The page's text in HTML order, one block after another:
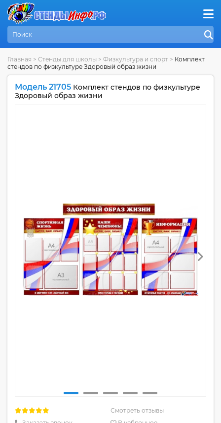
Главная > Стенды для школы > Физкультура и спорт > Комплект
стендов по физкультуре Здоровый образ жизни
Модель 21705 Комплект стендов по физкультуре
Здоровый образ жизни
Смотреть отзывы